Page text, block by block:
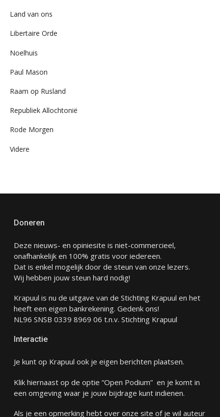
Land van ons
Libertaire Orde
Noelhuis
Paul Mason
Raam op Rusland
Republiek Allochtonië
Rode Morgen
Videre
Doneren
Deze nieuws- en opiniesite is niet-commercieel,
onafhankelijk en 100% gratis voor iedereen.
Dat is enkel mogelijk door de steun van onze lezers.
Wij hebben jouw steun hard nodig!
Krapuul is nu de uitgave van de Stichting Krapuul en het
heeft een eigen bankrekening. Gedenk ons!
NL96 SNSB 0339 8969 06 t.n.v. Stichting Krapuul
Interactie
Je kunt op Krapuul ook je eigen berichten plaatsen.
Klik hiernaast op de optie “Open Podium” en je komt in
een omgeving waar je jouw bijdrage kunt indienen.
Als je een opmerking hebt over onze site of je wil auteur